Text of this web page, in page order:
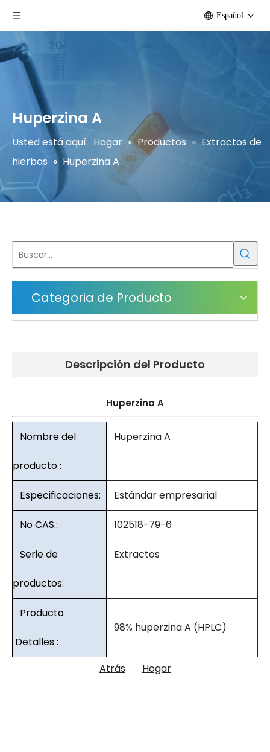
Español
Huperzina A
Usted está aquí: Hogar » Productos » Extractos de
hierbas » Huperzina A
Categoria de Producto
Descripción del Producto
Huperzina A
Nombre del
producto :
Huperzina A
Especificaciones: Estándar empresarial
No CAS.: 102518-79-6
Serie de
productos:
Extractos
Producto
Detalles :
98% huperzina A (HPLC)
Atrás Hogar